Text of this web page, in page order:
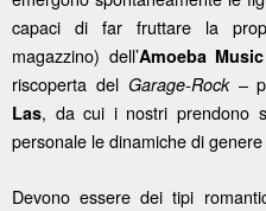
capaci di far fruttare la
magazzino) dell’Amoeba Music
riscoperta del Garage-Rock–
Las, da cui i nostri prendono
personale le dinamiche di genere
Devono essere dei tipi